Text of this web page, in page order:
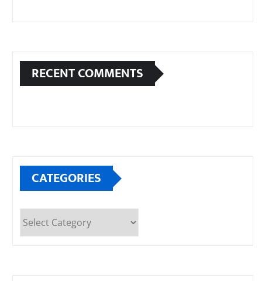
RECENT COMMENTS
CATEGORIES
Categories